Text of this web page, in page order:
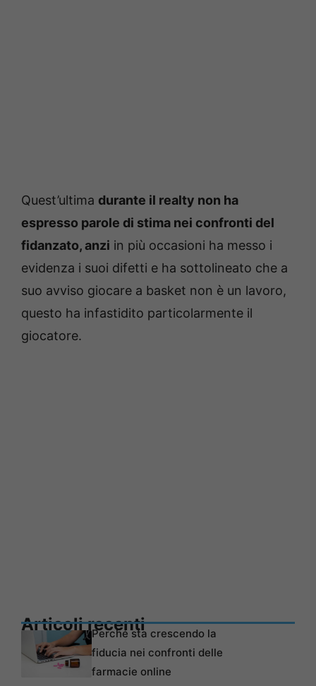
Quest’ultima durante il realty non ha
espresso parole di stima nei confronti del
fidanzato, anzi in più occasioni ha messo i
evidenza i suoi difetti e ha sottolineato che a
suo avviso giocare a basket non è un lavoro,
questo ha infastidito particolarmente il
giocatore.
Articoli recentiPerché sta crescendo la
fiducia nei confronti delle
farmacie online